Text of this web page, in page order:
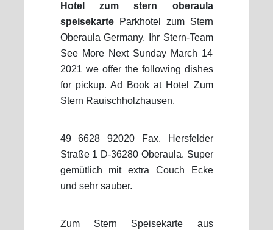
Hotel zum stern oberaula
speisekarteParkhotel zum Stern
Oberaula Germany. Ihr Stern-Team
See More Next Sunday March 14
2021 we offer the following dishes
for pickup. Ad Book at Hotel Zum
Stern Rauischholzhausen.
49 6628 92020 Fax. Hersfelder
Straße 1 D-36280 Oberaula. Super
gemütlich mit extra Couch Ecke
und sehr sauber.
Zum Stern Speisekarte aus